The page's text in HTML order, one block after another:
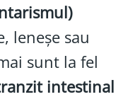
leneșe sau
sunt la fel
intestinal